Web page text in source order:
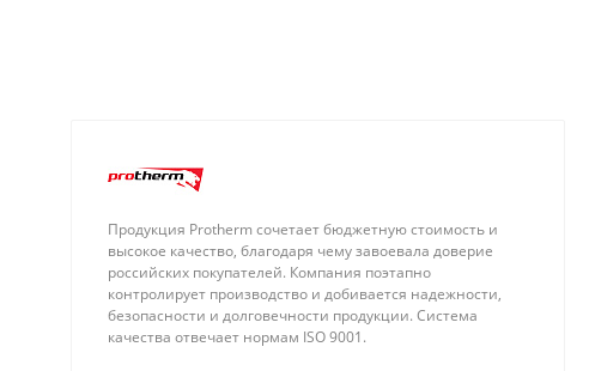
Продукция Protherm сочетает бюджетную стоимость и
высокое качество, благодаря чему завоевала доверие
российских покупателей. Компания поэтапно
контролирует производство и добивается надежности,
безопасности и долговечности продукции. Система
качества отвечает нормам ISO 9001.